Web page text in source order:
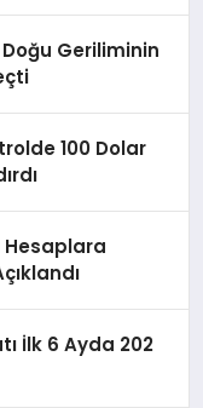
Geriliminin
100 Dolar
Hesaplara
İlk 6 Ayda 202